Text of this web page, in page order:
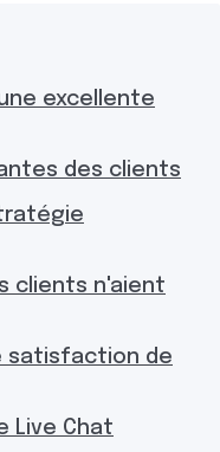
excellente
des clients
clients n'aient
satisfaction de
Live Chat